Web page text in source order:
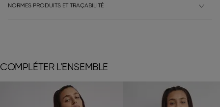
NORMES PRODUITS ET TRAÇABILITÉ
COMPLÉTER L'ENSEMBLE